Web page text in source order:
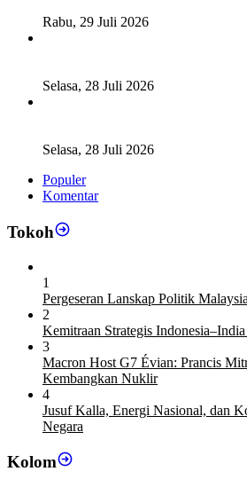
Rabu, 29 Juli 2026
Selasa, 28 Juli 2026
Selasa, 28 Juli 2026
Populer
Komentar
Tokoh
1
Pergeseran Lanskap Politik
2
Kemitraan Strategis
3
Macron Host G7 Évian: Prancis
Kembangkan Nuklir
4
Jusuf Kalla, Energi Nasional, dan
Negara
Kolom